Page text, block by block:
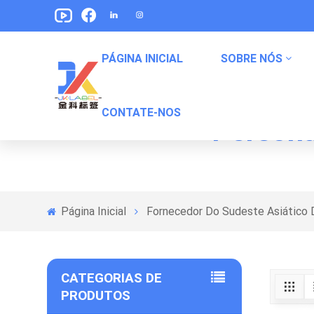
PÁGINA INICIAL SOBRE NÓS
CONTATE-NOS
Fornecedor Do
Página Inicial Fornecedor Do Sudeste Asiático
CATEGORIAS DE
PRODUTOS